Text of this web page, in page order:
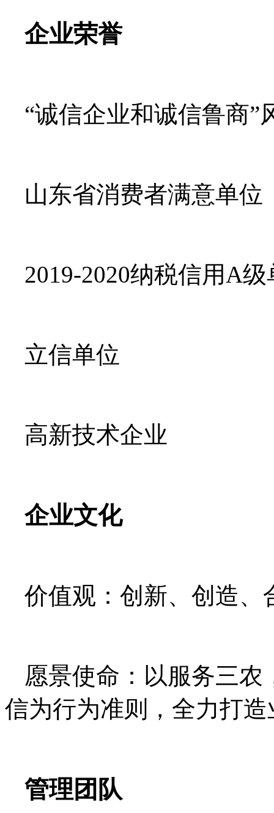
企业荣誉
“诚信企业和诚信鲁商”
山东省消费者满意单位
2019-2020纳税信用A级
立信单位
高新技术企业
企业文化
价值观：创新、创造、
愿景使命：以服务三
信为行为准则，全力打
管理团队